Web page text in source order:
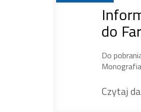
do
Do
Czytaj